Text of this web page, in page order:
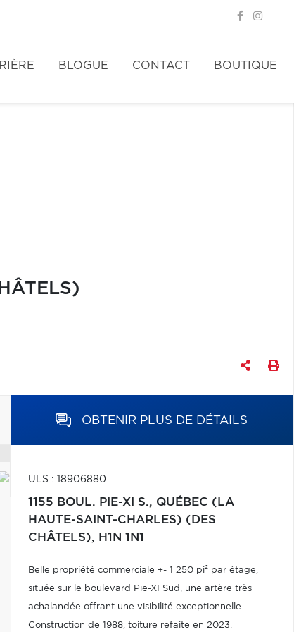
BLOGUE CONTACT BOUTIQUE
OBTENIR PLUS DE DÉTAILS
ULS : 18906880
1155 BOUL. PIE-XI S., QUÉBEC (LA
HAUTE-SAINT-CHARLES) (DES
CHÂTELS), H1N 1N1
Belle propriété commerciale +- 1 250 pi² par étage,
située sur le boulevard Pie-XI Sud, une artère très
achalandée offrant une visibilité exceptionnelle.
Construction de 1988, toiture refaite en 2023.